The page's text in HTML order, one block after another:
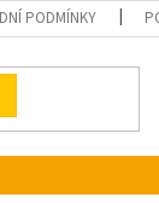
PODMÍNKY